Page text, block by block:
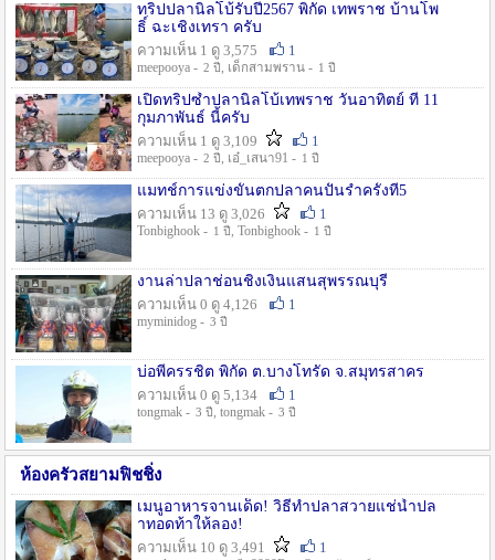
ทริปปลานิลโบ้รับปี2567 พิกัด เทพราช บ้านโพ
ธิ์ ฉะเชิงเทรา ครับ
ความเห็น 1 ดู 3,575
1
meepooya - 2 ปี , เด็กสามพราน - 1 ปี
เปิดทริปซ้ำปลานิลโบ้เทพราช วันอาทิตย์ ที่ 11
กุมภาพันธ์ นี้ครับ
ความเห็น 1 ดู 3,109
1
meepooya - 2 ปี , เอ๋_เสนา91 - 1 ปี
แมทช์การแข่งขั้นตกปลาคนปั้นรำครั้งที่5
ความเห็น 13 ดู 3,026
1
Tonbighook - 1 ปี , Tonbighook - 1 ปี
งานล่าปลาช่อนชิงเงินแสนสุพรรณบุรี
ความเห็น 0 ดู 4,126
1
myminidog - 3 ปี
บ่อพี่ครรชิต พิกัด ต.บางโทรัด จ.สมุทรสาคร
ความเห็น 0 ดู 5,134
1
tongmak - 3 ปี , tongmak - 3 ปี
ห้องครัวสยามฟิชชิ่ง
เมนูอาหารจานเด็ด! วิธีทำปลาสวายแช่น้ำปล
าทอดท้าให้ลอง!
ความเห็น 10 ดู 3,491
1